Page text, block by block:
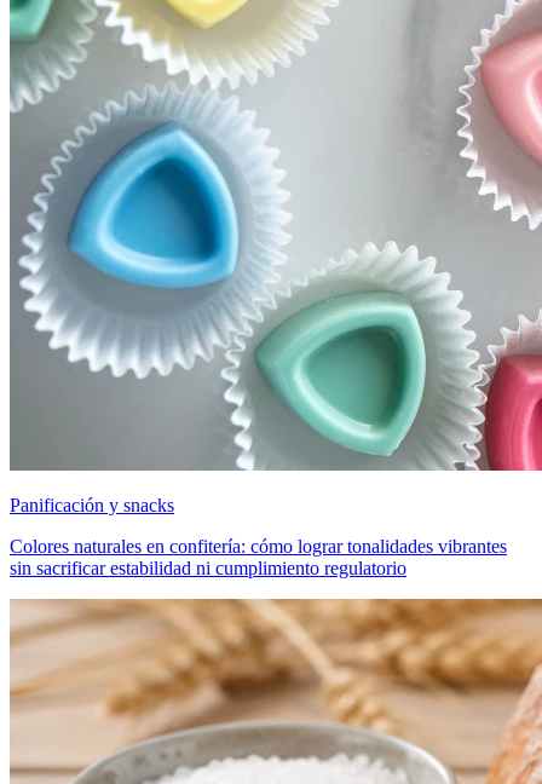
Panificación y snacks
Colores naturales en confitería: cómo lograr tonalidades vibrantes
sin sacrificar estabilidad ni cumplimiento regulatorio